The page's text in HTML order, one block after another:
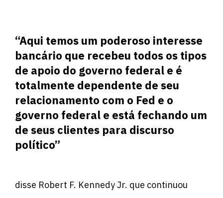
“Aqui temos um poderoso interesse
bancário que recebeu todos os tipos
de apoio do governo federal e é
totalmente dependente de seu
relacionamento com o Fed e o
governo federal e está fechando um
de seus clientes para discurso
político”
disse Robert F. Kennedy Jr. que continuou